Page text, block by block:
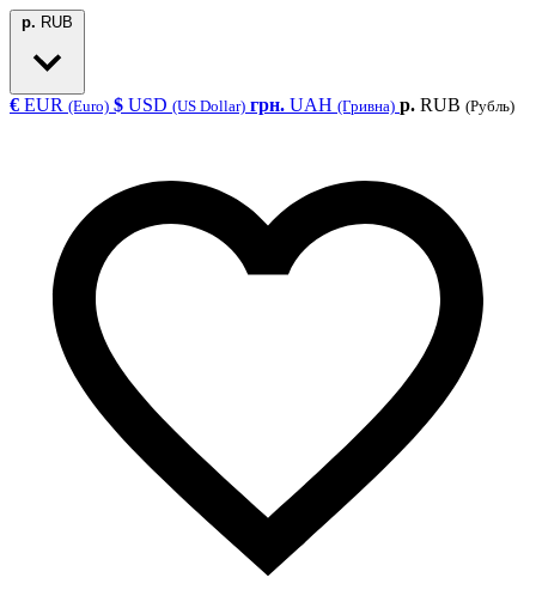
р. RUB
€ EUR (Euro) $ USD (US Dollar) грн. UAH (Гривна) р. RUB (Рубль)